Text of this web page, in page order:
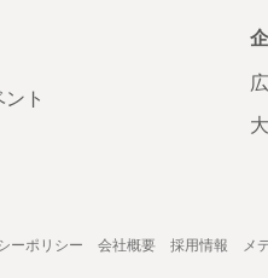
ト
ーポリシー 会社概要 採用情報 メ